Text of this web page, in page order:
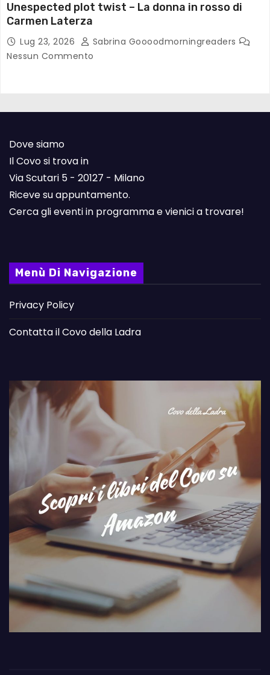
Unespected plot twist – La donna in rosso di
Carmen Laterza
Lug 23, 2026
Sabrina Goooodmorningreaders
Nessun Commento
Dove siamo
Il Covo si trova in
Via Scutari 5 - 20127 - Milano
Riceve su appuntamento.
Cerca gli eventi in programma e vienici a trovare!
Menù Di Navigazione
Privacy Policy
Contatta il Covo della Ladra